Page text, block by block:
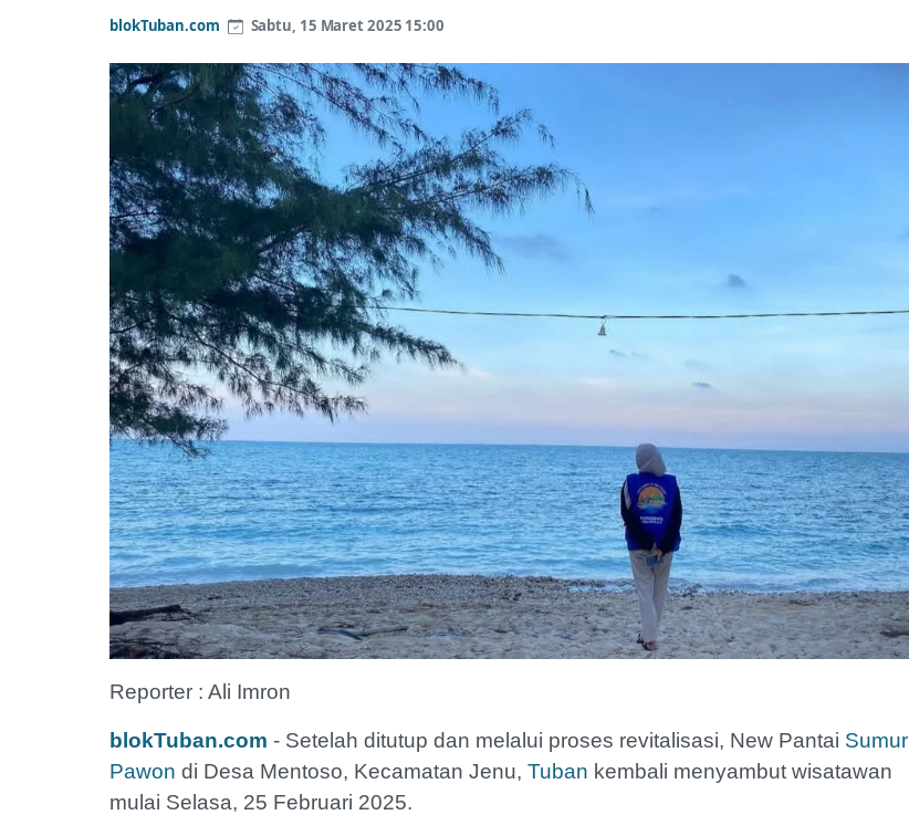
blokTuban.com Sabtu, 15 Maret 2025 15:00
Reporter : Ali Imron
blokTuban.com - Setelah ditutup dan melalui proses revitalisasi, New Pantai Sumur
Pawon di Desa Mentoso, Kecamatan Jenu, Tuban kembali menyambut wisatawan
mulai Selasa, 25 Februari 2025.